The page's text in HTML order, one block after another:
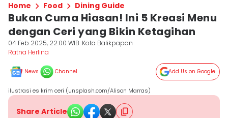
Home Food Dining Guide
Bukan Cuma Hiasan! Ini 5 Kreasi Menu
dengan Ceri yang Bikin Ketagihan
04 Feb 2025, 22:00 WIB Kota Balikpapan
Ratna Herlina
News Channel Add Us on Google
ilustrasi es krim ceri (unsplash.com/Alison Marras)
Share Article